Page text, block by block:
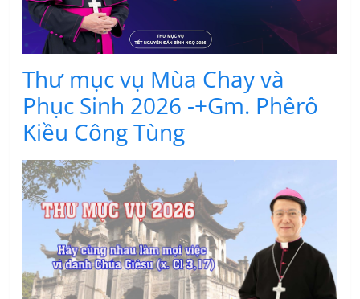
Thư mục vụ Mùa Chay và
Phục Sinh 2026 -+Gm. Phêrô
Kiều Công Tùng